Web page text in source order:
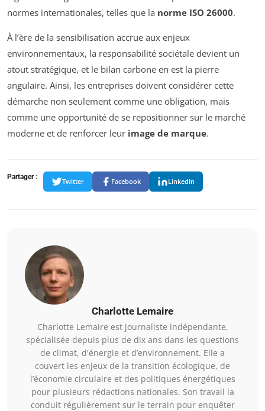
normes internationales, telles que la norme ISO 26000.
À l’ère de la sensibilisation accrue aux enjeux
environnementaux, la responsabilité sociétale devient un
atout stratégique, et le bilan carbone en est la pierre
angulaire. Ainsi, les entreprises doivent considérer cette
démarche non seulement comme une obligation, mais
comme une opportunité de se repositionner sur le marché
moderne et de renforcer leur image de marque.
Partager :
Twitter Facebook LinkedIn
Charlotte Lemaire
Charlotte Lemaire est journaliste indépendante,
spécialisée depuis plus de dix ans dans les questions
de climat, d'énergie et d’environnement. Elle a
couvert les enjeux de la transition écologique, de
l’économie circulaire et des politiques énergétiques
pour plusieurs rédactions nationales. Son travail la
conduit régulièrement sur le terrain pour enquêter